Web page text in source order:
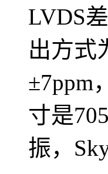
LVDS
出方式
±7ppm
寸是
振，